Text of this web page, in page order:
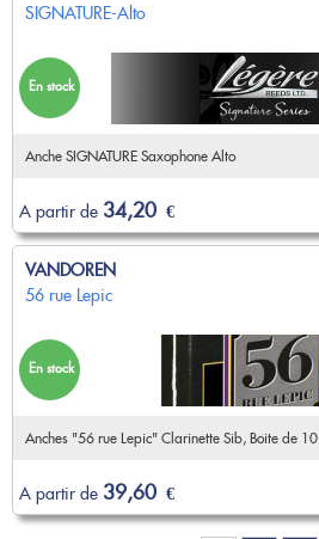
SIGNATURE-Alto
Anche SIGNATURE Saxophone Alto
A partir de 34,20 €
En stock
VANDOREN
56 rue Lepic
Anches "56 rue Lepic" Clarinette Sib, Boite de 10
A partir de 39,60 €
En stock